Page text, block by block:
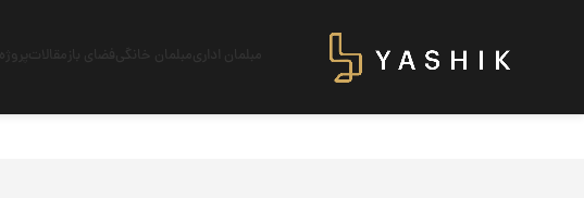
مبلمان اداری مبلمان خانگی فضای باز مقالات